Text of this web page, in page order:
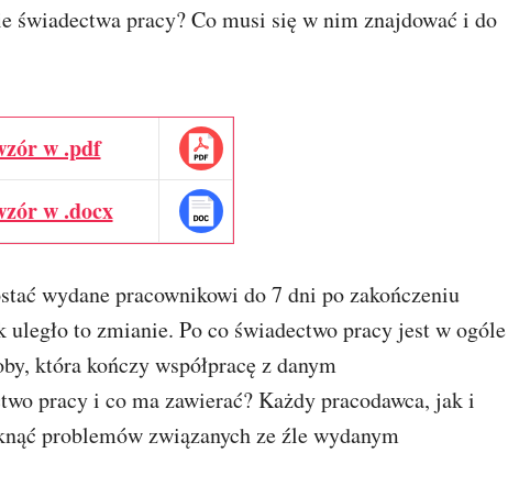
świadectwa pracy? Co musi się w nim znajdować i do
w .pdf
w .docx
wydane pracownikowi do 7 dni po zakończeniu
uległo to zmianie. Po co świadectwo pracy jest w ogóle
która kończy współpracę z danym
pracy i co ma zawierać? Każdy pracodawca, jak i
problemów związanych ze źle wydanym